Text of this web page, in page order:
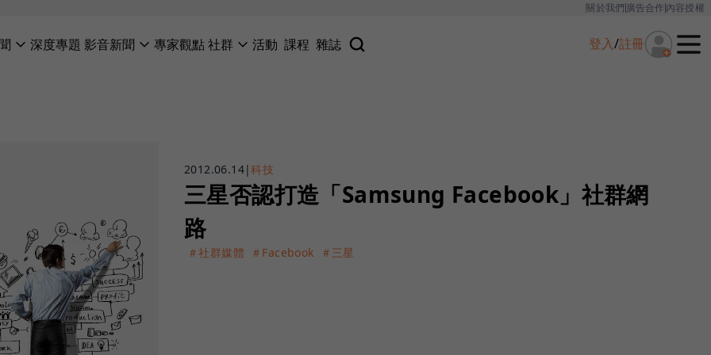
關於我們廣告合作內容授權
深度專題 影音新聞 專家觀點社群 活動 課程 雜誌 登入/註冊
2012.06.14|科技
三星否認打造「Samsung Facebook」社群網
路
＃社群媒體 ＃Facebook ＃三星